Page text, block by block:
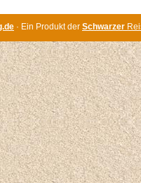
· Ein Produkt der Schwarzer